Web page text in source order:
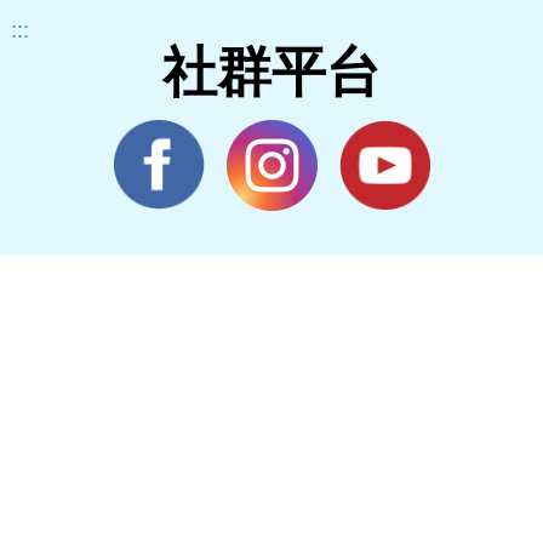
:::
社群平台